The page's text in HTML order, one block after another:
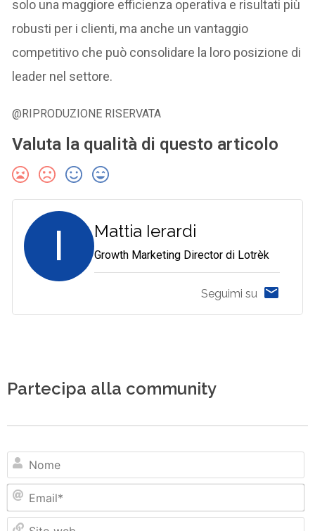
solo una maggiore efficienza operativa e risultati più
robusti per i clienti, ma anche un vantaggio
competitivo che può consolidare la loro posizione di
leader nel settore.
@RIPRODUZIONE RISERVATA
Valuta la qualità di questo articolo
I Mattia Ierardi
Growth Marketing Director di Lotrèk
Seguimi su
Partecipa alla community